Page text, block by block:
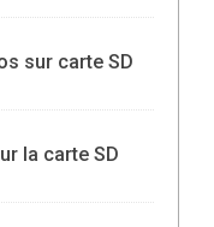
sur carte SD
la carte SD